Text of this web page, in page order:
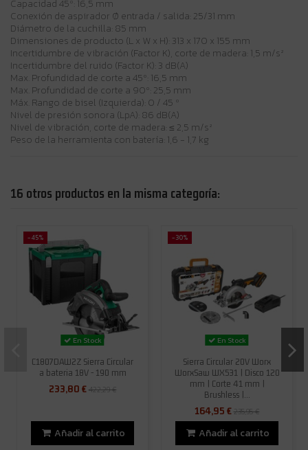
Capacidad 45º: 16,5 mm
Conexión de aspirador Ø entrada / salida: 25/31 mm
Diámetro de la cuchilla: 85 mm
Dimensiones de producto (L x W x H): 313 x 170 x 155 mm
Incertidumbre de vibración (Factor K), corte de madera: 1,5 m/s²
Incertidumbre del ruido (Factor K): 3 dB(A)
Max. Profundidad de corte a 45º: 16,5 mm
Max. Profundidad de corte a 90º: 25,5 mm
Máx. Rango de bisel (Izquierda): 0 / 45 º
Nivel de presión sonora (LpA): 86 dB(A)
Nivel de vibración, corte de madera: ≤ 2,5 m/s²
Peso de la herramienta con batería: 1,6 - 1,7 kg
16 otros productos en la misma categoría:
-45%
En Stock
C1807DAW2Z Sierra Circular
a bateria 18V - 190 mm
233,80 €422,29 €
Añadir al carrito
-30%
En Stock
Sierra Circular 20V Worx
WorxSaw WX531 | Disco 120
mm | Corte 41 mm |
Brushless |...
164,95 €235,95 €
Añadir al carrito